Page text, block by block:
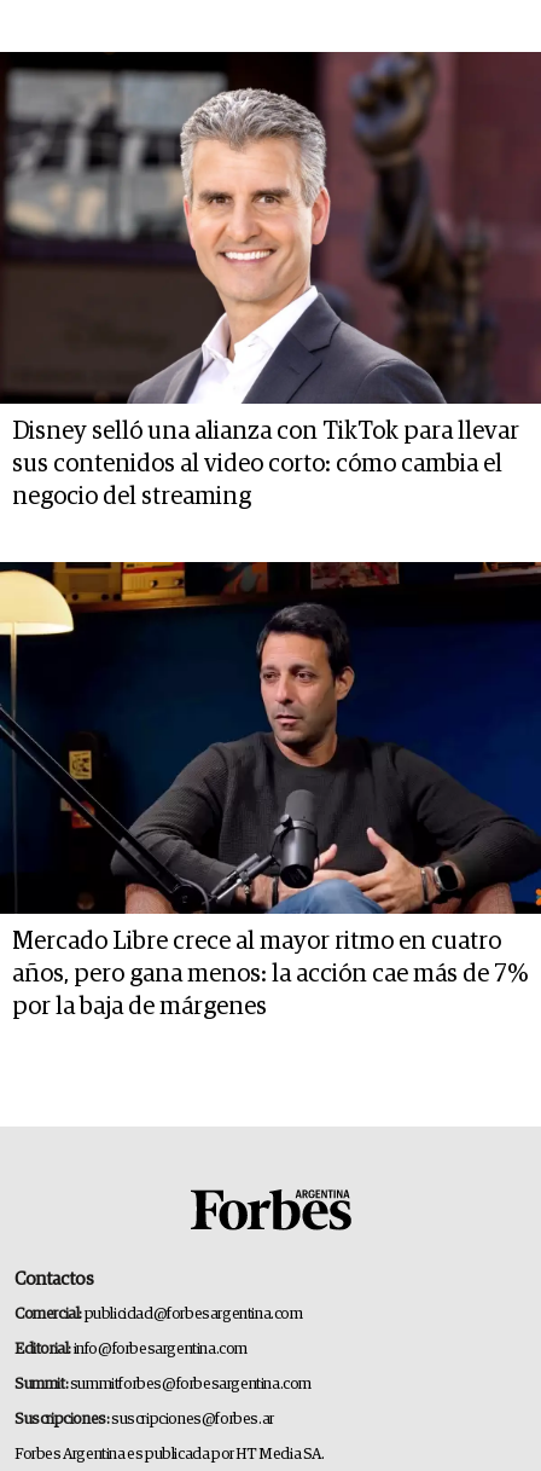
Disney selló una alianza con TikTok para llevar
sus contenidos al video corto: cómo cambia el
negocio del streaming
Mercado Libre crece al mayor ritmo en cuatro
años, pero gana menos: la acción cae más de 7%
por la baja de márgenes
Contactos
Comercial:publicidad@forbesargentina.com
Editorial:info@forbesargentina.com
Summit:summitforbes@forbesargentina.com
Suscripciones:suscripciones@forbes.ar
Forbes Argentina es publicada por HT Media SA.